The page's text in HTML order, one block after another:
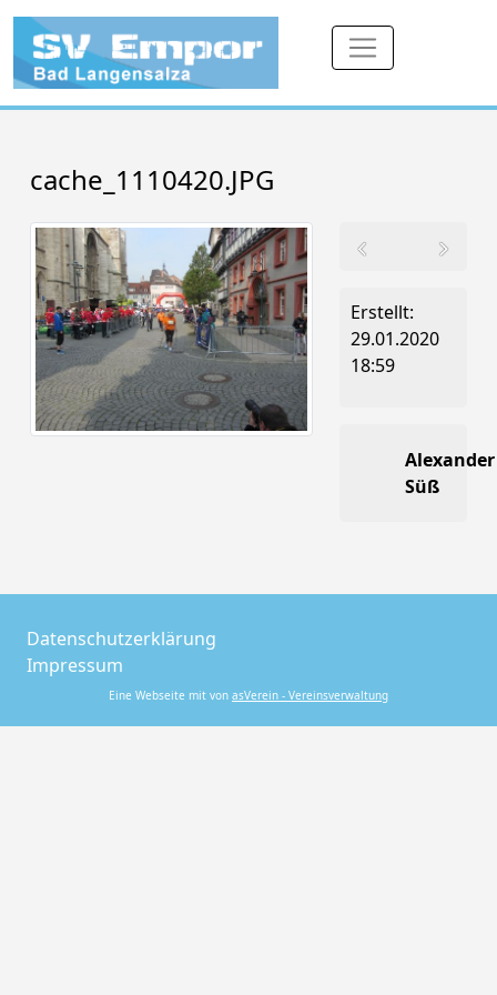
cache_1110420.JPG
Erstellt:
29.01.2020
18:59
Alexander
Süß
Datenschutzerklärung
Impressum
Eine Webseite mit von asVerein - Vereinsverwaltung